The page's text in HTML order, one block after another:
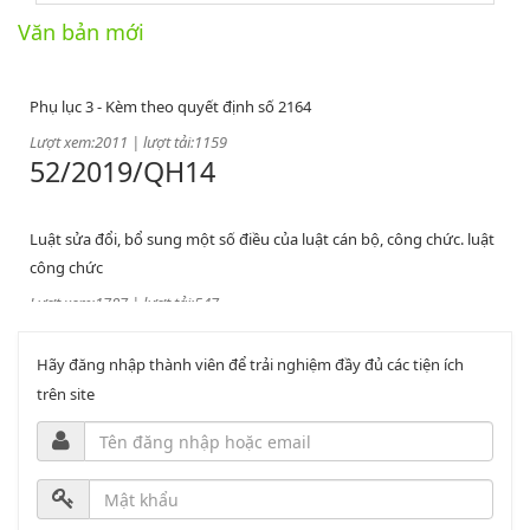
Văn bản mới
PL3-2164/UBND
Lượt xem:2011 | lượt tải:1159
52/2019/QH14
công chức
Lượt xem:1787 | lượt tải:547
Quyết định phê duyệt danh mục vị trí việc làm
Lượt xem:3775 | lượt tải:1521
PL1-2164/UBND
Hãy đăng nhập thành viên để trải nghiệm đầy đủ các tiện ích
trên site